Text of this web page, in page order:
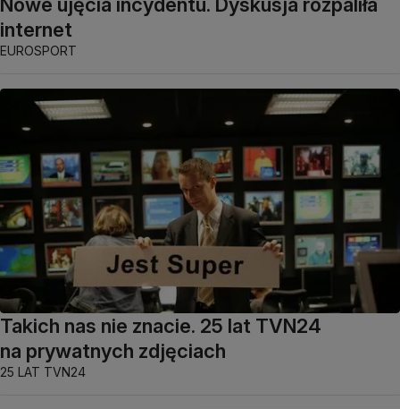
internet
EUROSPORT
Takich nas nie znacie. 25 lat TVN24
na prywatnych zdjęciach
25 LAT TVN24